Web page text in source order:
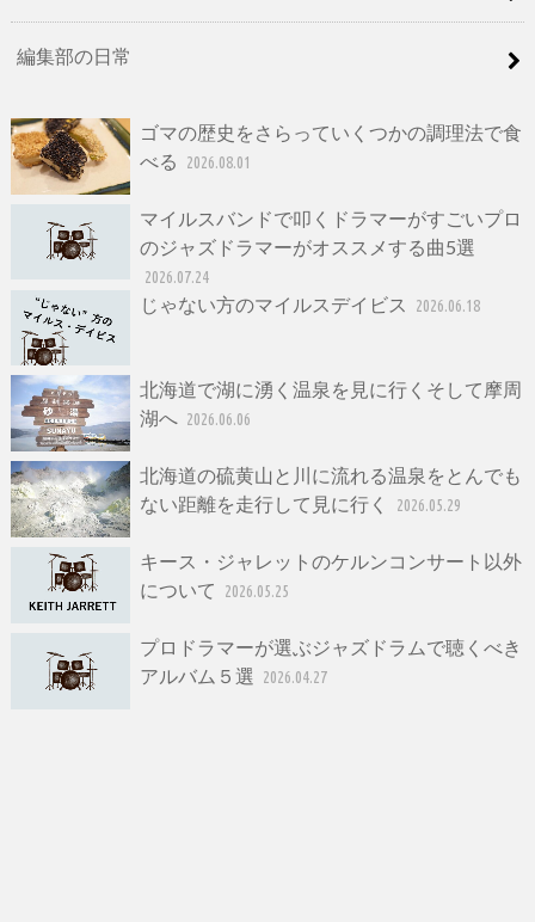
編集部の日常
ゴマの歴史をさらっていくつかの調理法で食
べる
2026.08.01
マイルスバンドで叩くドラマーがすごいプロ
のジャズドラマーがオススメする曲5選
2026.07.24
じゃない方のマイルスデイビス 2026.06.18
北海道で湖に湧く温泉を見に行くそして摩周
湖へ 2026.06.06
北海道の硫黄山と川に流れる温泉をとんでも
ない距離を走行して見に行く
2026.05.29
キース・ジャレットのケルンコンサート以外
について
2026.05.25
プロドラマーが選ぶジャズドラムで聴くべき
アルバム５選 2026.04.27